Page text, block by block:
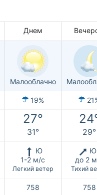
Днем
Малооблачно
19%
27°
31° 29°
Ю
1-2 м/с
Легкий ветер
до 2
Тихий
758
758